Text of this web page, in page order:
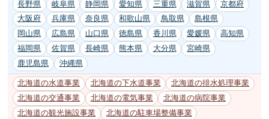
長野県
岐阜県 静岡県 愛知県 三重県 滋賀県
京都府
大阪府
兵庫県 奈良県 和歌山県 鳥取県
島根県
岡山県
広島県 山口県 徳島県 香川県 愛媛県
高知県
福岡県
佐賀県 長崎県 熊本県 大分県
宮崎県
鹿児島県
沖縄県
北海道の水道事業 北海道の下水道事業
北海道の排水処理事業
北海道の交通事業
北海道の電気事業
北海道の病院事業
北海道の観光施設事業
北海道の駐車場整備事業